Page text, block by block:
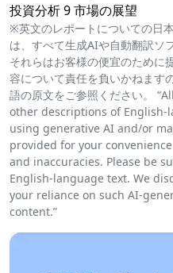
投資分析 9 市場の展望
※英文のレポートについての日
は、すべて生成AIや自動翻訳ソ
それらはお客様の便宜のために
容について責任を負いかねます
語の原文をご参照ください。
other descriptions of
using generative AI and/or
provided for your
and inaccuracies. Please be
English-language text. We
your reliance on such AI-
content.”